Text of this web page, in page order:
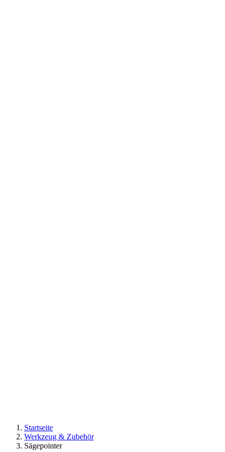
Startseite
Werkzeug & Zubehör
Sägepointer